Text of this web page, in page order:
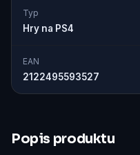
Typ
Hry na PS4
EAN
2122495593527
Popis produktu